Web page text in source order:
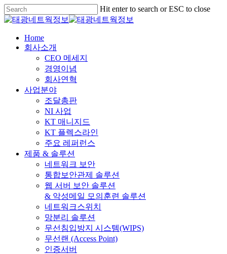
Skip
to
main
content
Hit enter to search or ESC to close
Close
Menu
Home
회사소개
CEO 메세지
경영이념
회사연혁
사업분야
조달총판
NI 사업
KT 매니지드
KT 플렉스라인
주요 레퍼런스
제품 & 솔루션
네트워크 보안
통합보안관제 솔루션
웹 서버 보안 솔루션
& 악성메일 모의훈련 솔루션
네트워크스위치
망분리 솔루션
무선침입방지 시스템(WIPS)
무선랜 (Access Point)
인증서버